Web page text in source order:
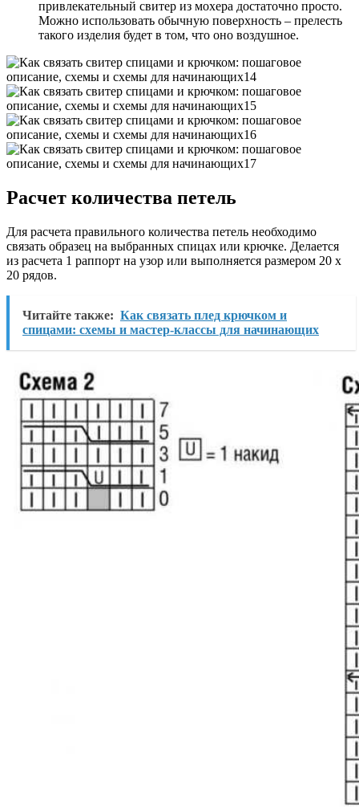
привлекательный свитер из мохера достаточно просто.
Можно использовать обычную поверхность – прелесть
такого изделия будет в том, что оно воздушное.
Расчет количества петель
Для расчета правильного количества петель необходимо
связать образец на выбранных спицах или крючке. Делается
из расчета 1 раппорт на узор или выполняется размером 20 х
20 рядов.
Читайте также: Как связать плед крючком и
спицами: схемы и мастер-классы для начинающих